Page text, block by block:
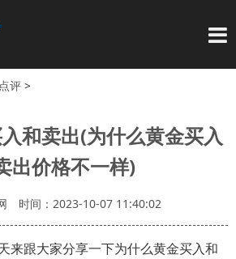
导
评>
和卖出(为什么黄金买入
出价格不一样)
时间：2023-10-07 11:40:02
来跟大家分享一下为什么黄金买入和